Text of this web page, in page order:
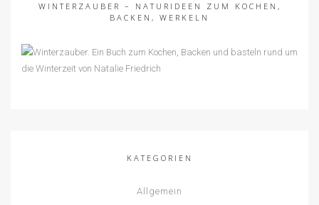
WINTERZAUBER – NATURIDEEN ZUM KOCHEN,
BACKEN, WERKELN
KATEGORIEN
Allgemein